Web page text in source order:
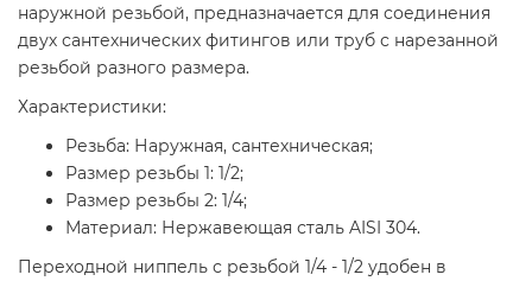
наружной резьбой, предназначается для соединения
двух сантехнических фитингов или труб с нарезанной
резьбой разного размера.
Характеристики:
Резьба: Наружная, сантехническая;
Размер резьбы 1: 1/2;
Размер резьбы 2: 1/4;
Материал: Нержавеющая сталь AISI 304.
Переходной ниппель с резьбой 1/4 - 1/2 удобен в